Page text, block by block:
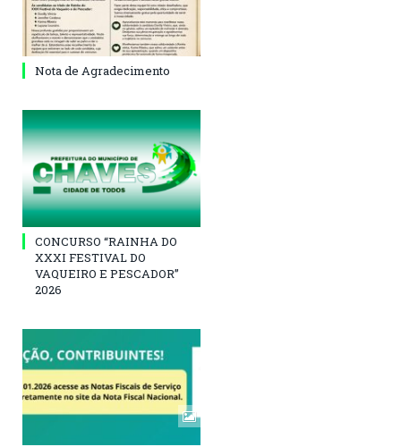
Nota de Agradecimento
CONCURSO “RAINHA DO
XXXI FESTIVAL DO
VAQUEIRO E PESCADOR”
2026